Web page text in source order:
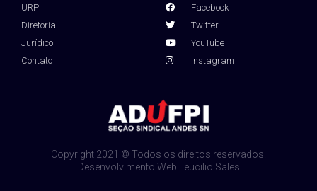
URP
Diretoria
Jurídico
Contato
Facebook
Twitter
YouTube
Instagram
Copyright 2021 © Todos os direitos reservados.
Desenvolvimento Web Leucilio Sales